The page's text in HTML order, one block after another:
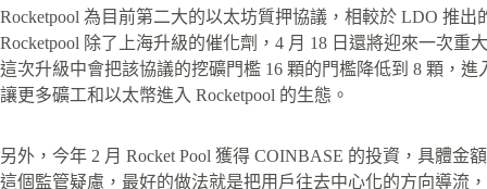
Rocketpool 為目前第二大的以太坊質押協議，相較於 LDO 推
Rocketpool 除了上海升級的催化劑，4 月 18 日還將迎來一次
這次升級中會把該協議的挖礦門檻 16 顆的門檻降低到 8 顆，
讓更多礦工和以太幣進入 Rocketpool 的生態。
另外，今年 2 月 Rocket Pool 獲得 COINBASE 的投資，具體
這個監管疑慮，最好的做法就是把用戶往去中心化的方向導流